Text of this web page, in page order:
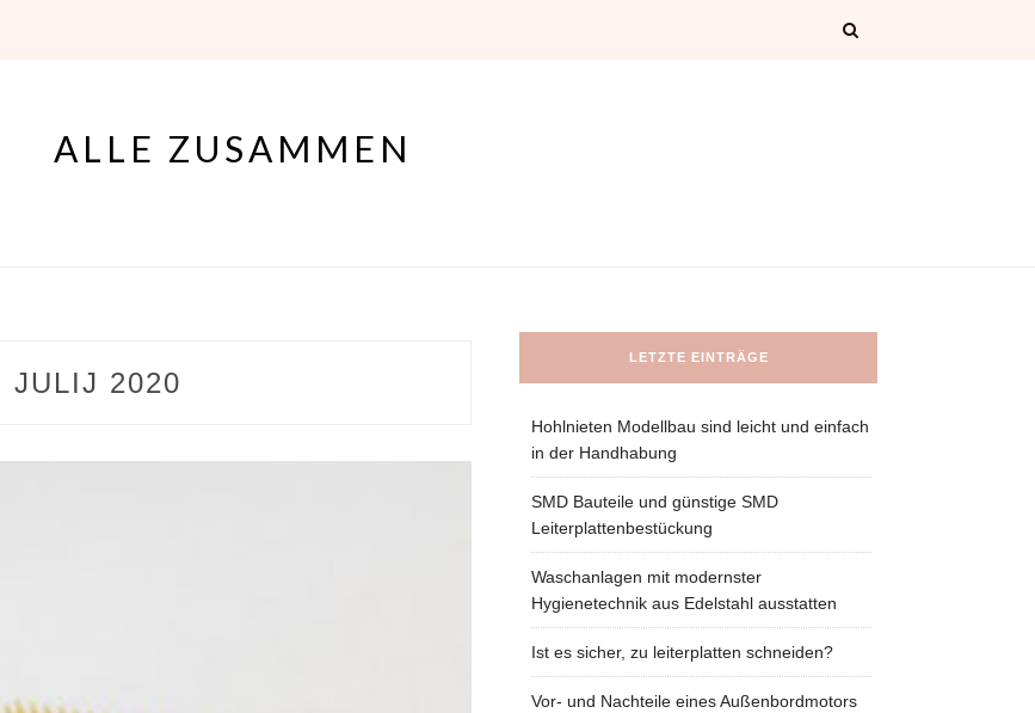
ALLE ZUSAMMEN
JULIJ 2020
LETZTE EINTRÄGE
Hohlnieten Modellbau sind leicht und einfach
in der Handhabung
SMD Bauteile und günstige SMD
Leiterplattenbestückung
Waschanlagen mit modernster
Hygienetechnik aus Edelstahl ausstatten
Ist es sicher, zu leiterplatten schneiden?
Vor- und Nachteile eines Außenbordmotors